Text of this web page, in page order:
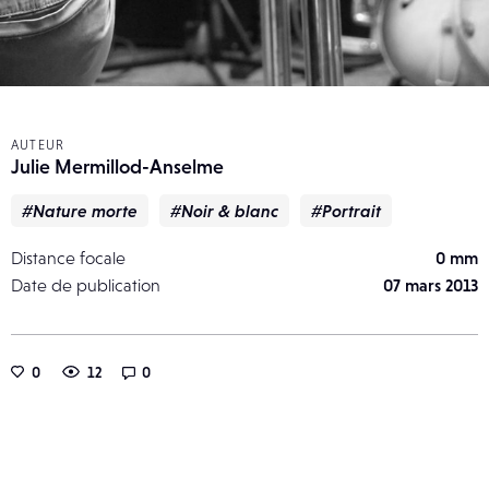
AUTEUR
Julie Mermillod-Anselme
#Nature morte #Noir & blanc #Portrait
Distance focale
0 mm
Date de publication
07 mars 2013
0 12 0